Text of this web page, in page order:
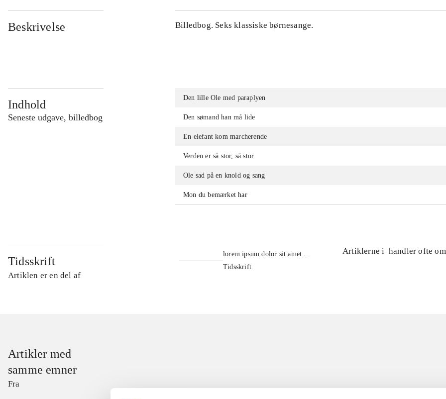
Beskrivelse Billedbog. Seks klassiske børnesange.
Indhold
Seneste udgave, billedbog
Den lille Ole med paraplyen
Den sømand han må lide
En elefant kom marcherende
Verden er så stor, så stor
Ole sad på en knold og sang
Mon du bemærket har
Tidsskrift
Artiklen er en del af
lorem ipsum dolor sit amet ...
Tidsskrift
Artiklerne i handler ofte om
Artikler med
samme emner
Fra